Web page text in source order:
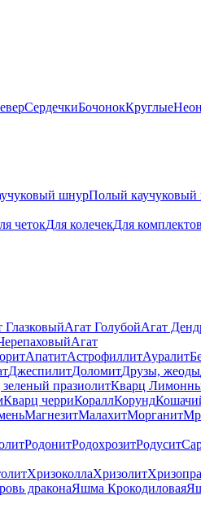
СердечкиБочонокКруглые
шнурПолый
четокДля колечекДля
ГлазковыйАгат ГолубойАгат
Агат
АпатитАстрофиллитАуралит
ДжеспилитДоломитДрузы, жеоды
празиолитКварц
Кварц черриКораллКорунд
МагнезитМалахитМорганит
РодонитРодохрозитРодусит
ХризоколлаХризолит
драконаЯшма Крокодиловая